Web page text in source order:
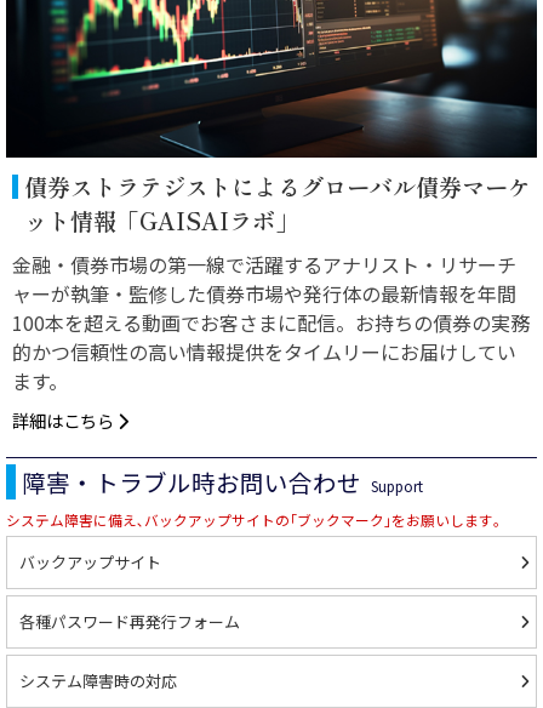
債券ストラテジストによるグローバル債券マーケ
ット情報「GAISAIラボ」
金融・債券市場の第一線で活躍するアナリスト・リサーチ
ャーが執筆・監修した債券市場や発行体の最新情報を年間
100本を超える動画でお客さまに配信。お持ちの債券の実務
的かつ信頼性の高い情報提供をタイムリーにお届けしてい
ます。
詳細はこちら
障害・トラブル時お問い合わせ Support
システム障害に備え､バックアップサイトの｢ブックマーク｣をお願いします｡
バックアップサイト
各種パスワード再発行フォーム
システム障害時の対応